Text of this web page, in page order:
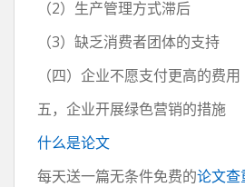
（2）生产管理方式滞后
（3）缺乏消费者团体的支持
（四）企业不愿支付更高的费用
五，企业开展绿色营销的措施
什么是论文
每天送一篇无条件免费的论文查